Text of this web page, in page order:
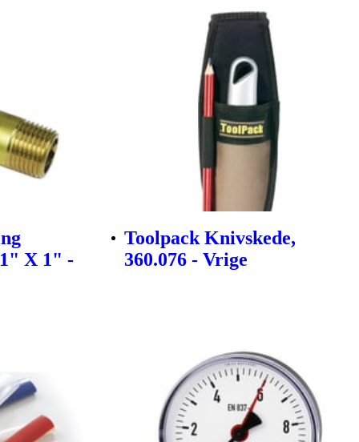
X 1" -
Toolpack Knivskede,
360.076 - Vrige